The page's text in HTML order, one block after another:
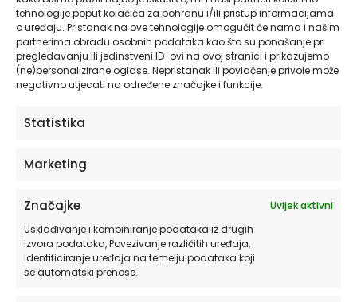
tehnologije poput kolačića za pohranu i/ili pristup informacijama
o uređaju. Pristanak na ove tehnologije omogućit će nama i našim
partnerima obradu osobnih podataka kao što su ponašanje pri
pregledavanju ili jedinstveni ID-ovi na ovoj stranici i prikazujemo
(ne)personalizirane oglase. Nepristanak ili povlačenje privole može
negativno utjecati na određene značajke i funkcije.
Statistika
Marketing
Značajke
Uvijek aktivni
Usklađivanje i kombiniranje podataka iz drugih
izvora podataka, Povezivanje različitih uređaja,
Identificiranje uređaja na temelju podataka koji
se automatski prenose.
Cvjetne line art slike na platnu Blooming Muse u setu od